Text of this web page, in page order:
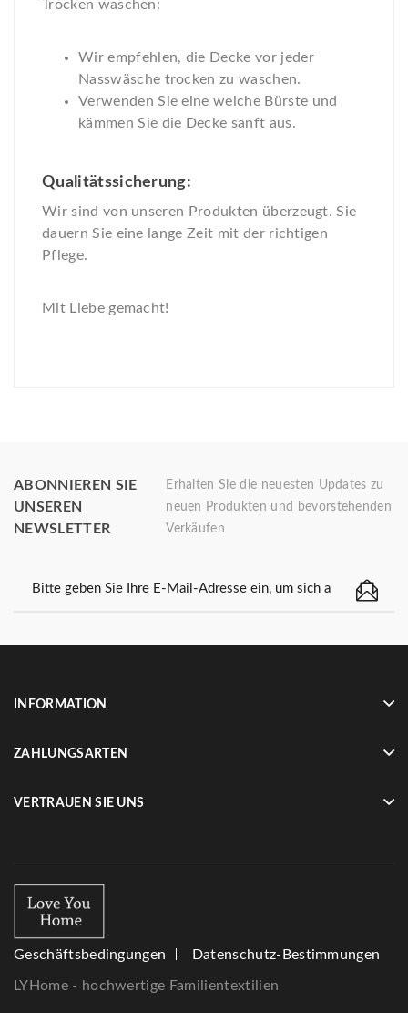
Trocken waschen:
Wir empfehlen, die Decke vor jeder
Nasswäsche trocken zu waschen.
Verwenden Sie eine weiche Bürste und
kämmen Sie die Decke sanft aus.
Qualitätssicherung:
Wir sind von unseren Produkten überzeugt. Sie
dauern Sie eine lange Zeit mit der richtigen
Pflege.
Mit Liebe gemacht!
ABONNIEREN SIE
UNSEREN
NEWSLETTER
Erhalten Sie die neuesten Updates zu
neuen Produkten und bevorstehenden
Verkäufen
INFORMATION
ZAHLUNGSARTEN
VERTRAUEN SIE UNS
Geschäftsbedingungen Datenschutz-Bestimmungen
LYHome - hochwertige Familientextilien